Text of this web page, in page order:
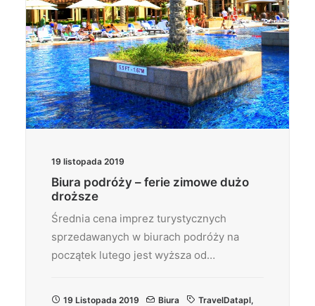
19 listopada 2019
Biura podróży – ferie zimowe dużo
droższe
Średnia cena imprez turystycznych
sprzedawanych w biurach podróży na
początek lutego jest wyższa od…
19 Listopada 2019 Biura TravelDatapl,